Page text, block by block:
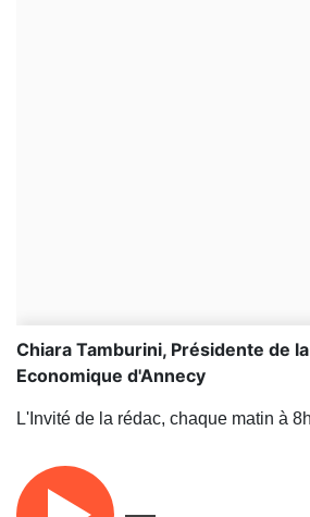
Chiara Tamburini, Présidente de
Economique d'Annecy
L'Invité de la rédac, chaque matin à